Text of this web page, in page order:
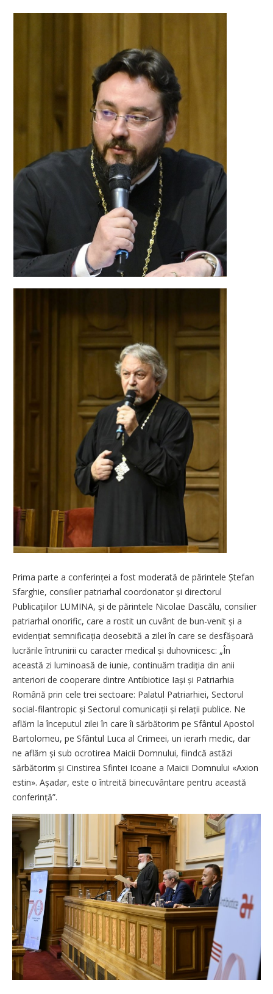
Prima parte a conferinței a fost moderată de părintele Ștefan
Sfarghie, consilier patriarhal coordonator și directorul
Publicațiilor LUMINA, și de părintele Nicolae Dascălu, consilier
patriarhal onorific, care a rostit un cuvânt de bun-venit și a
evidențiat semnificația deosebită a zilei în care se desfășoară
lucrările întrunirii cu caracter medical și duhovnicesc: „În
această zi luminoasă de iunie, continuăm tradiția din anii
anteriori de cooperare dintre Antibiotice Iași și Patriarhia
Română prin cele trei sectoare: Palatul Patriarhiei, Sectorul
social-filantropic și Sectorul comunicații și relații publice. Ne
aflăm la începutul zilei în care îi sărbătorim pe Sfântul Apostol
Bartolomeu, pe Sfântul Luca al Crimeei, un ierarh medic, dar
ne aflăm și sub ocrotirea Maicii Domnului, fiindcă astăzi
sărbătorim și Cinstirea Sfintei Icoane a Maicii Domnului «Axion
estin». Așadar, este o întreită binecuvântare pentru această
con­ferință”.